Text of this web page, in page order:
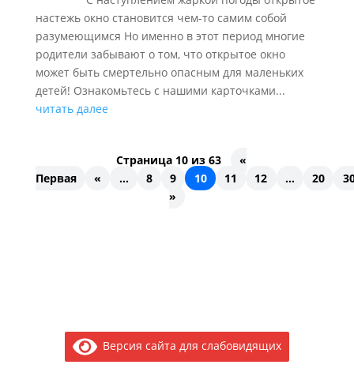
настежь окно становится чем-то самим собой
разумеющимся Но именно в этот период многие
родители забывают о том, что открытое окно
может быть смертельно опасным для маленьких
детей! Ознакомьтесь с нашими карточками...
читать далее
Страница 10 из 63
«
Первая
« ... 8 9 10 11 12 ... 20
»
Версия сайта для слабовидящих